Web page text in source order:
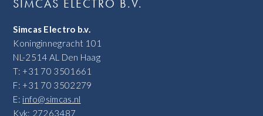
SIMCAS ELECTRO B.V.
Simcas Electro b.v.
Koninginnegracht 101
NL-2514 AL Den Haag
T: +31 70 3501661
F: +31 70 3502279
E: info@simcas.nl
Kvk: 27263487